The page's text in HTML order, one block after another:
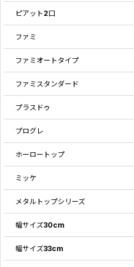
ピアット2口
ファミ
ファミオートタイプ
ファミスタンダード
プラスドゥ
プログレ
ホーロートップ
ミッケ
メタルトップシリーズ
幅サイズ30cm
幅サイズ33cm